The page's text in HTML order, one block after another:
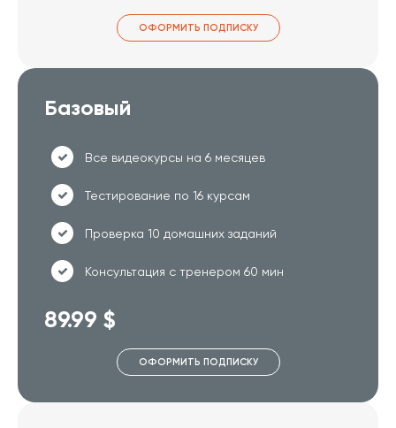
ОФОРМИТЬ ПОДПИСКУ
Базовый
Все видеокурсы на 6 месяцев
Тестирование по 16 курсам
Проверка 10 домашних заданий
Консультация с тренером 60 мин
89.99 $
ОФОРМИТЬ ПОДПИСКУ